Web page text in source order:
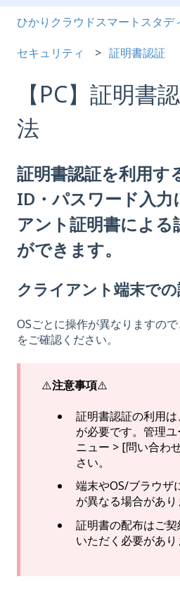
ひかりクラウドスマートスタデ
セキュリティ 証明書認証
【PC】証明書
法
証明書認証を利用す
ID・パスワード入力
アント証明書による
ができます。
クライアント端末で
OSごとに操作が異なりますの
をご確認ください。
⚠️注意事項⚠️
証明書認証の利用
が必要です。管理
ニュー > [問い合わ
さい。
端末やOS/ブラウザ
が異なる場合があり
証明書の配布はご
いただく必要があり